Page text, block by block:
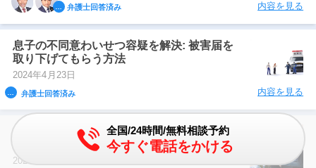
弁護士回答済み 内容を見る
息子の不同意わいせつ容疑を解決: 被害届を
取り下げてもらう方法
2024年4月23日
弁護士回答済み 内容を見る
息子が不同意わいせつの疑いをかけられた際
2024年4月23日
全国/24時間/無料相談予約
今すぐ電話をかける